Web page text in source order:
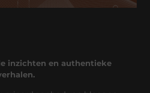
inzichten en authentieke